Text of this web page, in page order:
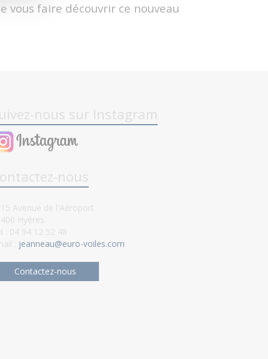
vous faire découvrir ce nouveau
nous sur Instagram
nous
Avenue de l'Aéroport
Hyères
: 04 94 12 52 48
:
jeanneau@euro-voiles.com
Contactez-nous